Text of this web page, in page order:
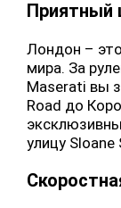
Приятный
Лондон –
мира. За
Maserati вы
Road до
улицу Sloane